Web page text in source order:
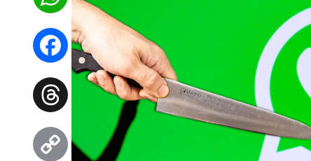
WhatsApp
Facebook
Threads